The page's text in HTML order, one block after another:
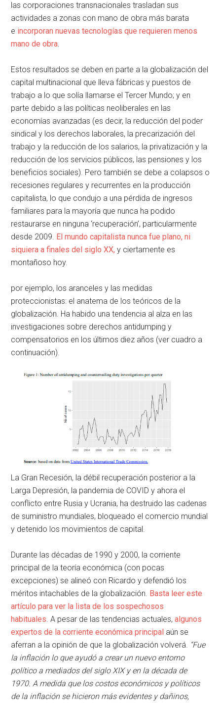
las corporaciones transnacionales trasladan sus
actividades a zonas con mano de obra más barata
e incorporan nuevas tecnologías que requieren menos
mano de obra.
Estos resultados se deben en parte a la globalización del
capital multinacional que lleva fábricas y puestos de
trabajo a lo que solía llamarse el Tercer Mundo; y en
parte debido a las políticas neoliberales en las
economías avanzadas (es decir, la reducción del poder
sindical y los derechos laborales, la precarización del
trabajo y la reducción de los salarios, la privatización y la
reducción de los servicios públicos, las pensiones y los
beneficios sociales). Pero también se debe a colapsos o
recesiones regulares y recurrentes en la producción
capitalista, lo que condujo a una pérdida de ingresos
familiares para la mayoría que nunca ha podido
restaurarse en ninguna ‘recuperación’, particularmente
desde 2009. El mundo capitalista nunca fue plano, ni
siquiera a finales del siglo XX, y ciertamente es
montañoso hoy.
por ejemplo, los aranceles y las medidas
proteccionistas: el anatema de los teóricos de la
globalización. Ha habido una tendencia al alza en las
investigaciones sobre derechos antidumping y
compensatorios en los últimos diez años (ver cuadro a
continuación).
La Gran Recesión, la débil recuperación posterior a la
Larga Depresión, la pandemia de COVID y ahora el
conflicto entre Rusia y Ucrania, ha destruido las cadenas
de suministro mundiales, bloqueado el comercio mundial
y detenido los movimientos de capital.
Durante las décadas de 1990 y 2000, la corriente
principal de la teoría económica (con pocas
excepciones) se alineó con Ricardo y defendió los
méritos intachables de la globalización. Basta leer este
artículo para ver la lista de los sospechosos
habituales. A pesar de las tendencias actuales,algunos
expertos de la corriente económica principal aún se
aferran a la opinión de que la globalización volverá. “Fue
la inflación lo que ayudó a crear un nuevo entorno
político a mediados del siglo XIX y en la década de
1970. A medida que los costos económicos y políticos
de la inflación se hicieron más evidentes y dañinos,